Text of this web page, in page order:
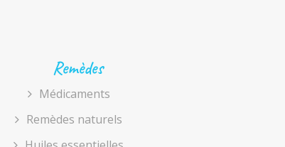
Remèdes
Médicaments
Remèdes naturels